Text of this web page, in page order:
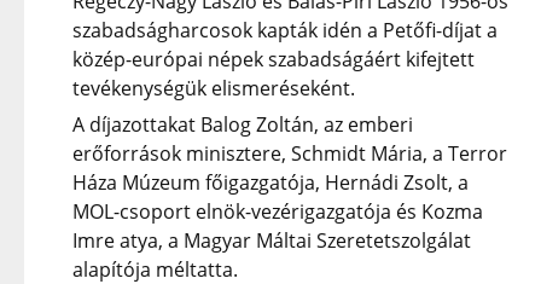
szabadságharcosok kapták idén a Petőfi-díjat a
közép-európai népek szabadságáért kifejtett
tevékenységük elismeréseként.
A díjazottakat Balog Zoltán, az emberi
erőforrások minisztere, Schmidt Mária, a Terror
Háza Múzeum főigazgatója, Hernádi Zsolt, a
MOL-csoport elnök-vezérigazgatója és Kozma
Imre atya, a Magyar Máltai Szeretetszolgálat
alapítója méltatta.